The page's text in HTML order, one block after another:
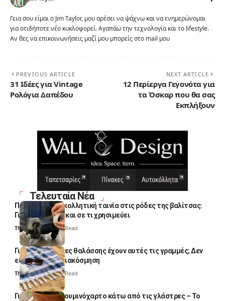
Γεια σου είμαι ο Jim Taylor, μου αρέσει να ψάχνω και να ενημερώνομαι
για οτιδήποτε νέο κυκλοφορεί. Αγαπάω την τεχνολογία και το lifestyle.
Αν θες να επικοινωνήσεις μαζί μου μπορείς στο mail μου
PREVIOUS ARTICLE
31 Ιδέες για Vintage
Ρολόγια Δαπέδου
NEXT ARTICLE
12 Περίεργα Γεγονότα για
τα Όσκαρ που θα σας
Εκπλήξουν
Τελευταία Νέα
Πολλοί βάζουν κολλητική ταινία στις ρόδες της βαλίτσας:
Γιατί το κάνουν και σε τι χρησιμεύει
Thali Ombre4 Min Read
Γιατί οι πετσέτες θαλάσσης έχουν αυτές τις γραμμές; Δεν
είναι μόνο για διακόσμηση
Thali Ombre5 Min Read
Γιατί βάζουν αλουμινόχαρτο κάτω από τις γλάστρες – Το